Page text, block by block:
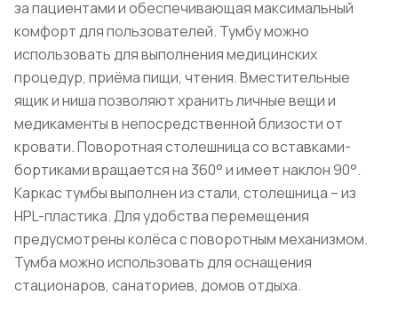
за пациентами и обеспечивающая максимальный
комфорт для пользователей. Тумбу можно
использовать для выполнения медицинских
процедур, приёма пищи, чтения. Вместительные
ящик и ниша позволяют хранить личные вещи и
медикаменты в непосредственной близости от
кровати. Поворотная столешница со вставками-
бортиками вращается на 360° и имеет наклон 90°.
Каркас тумбы выполнен из стали, столешница – из
HPL-пластика. Для удобства перемещения
предусмотрены колёса с поворотным механизмом.
Тумба можно использовать для оснащения
стационаров, санаториев, домов отдыха.